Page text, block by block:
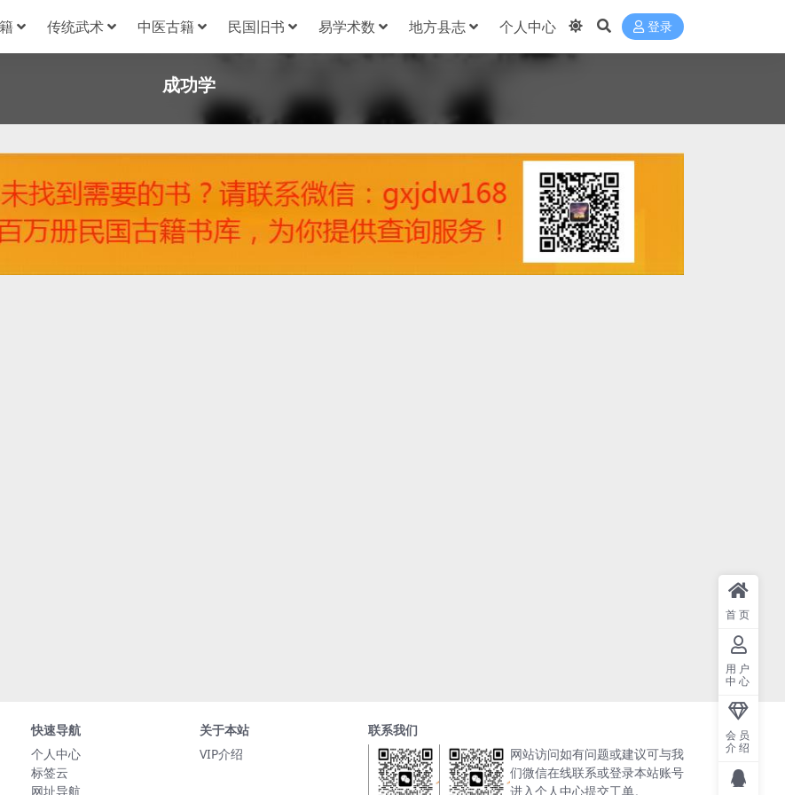
传统武术 中医古籍 民国旧书 易学术数 地方县志 个人中心 登录
成功学
快速导航
个人中心
标签云
网址导航
关于本站
VIP介绍
联系我们
网站访问如有问题或建议可与我
们微信在线联系或登录本站账号
进入个人中心提交工单。
首页
用户
中心
会员
介绍